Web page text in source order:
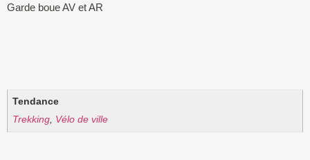
Garde boue AV et AR
Tendance
Trekking, Vélo de ville